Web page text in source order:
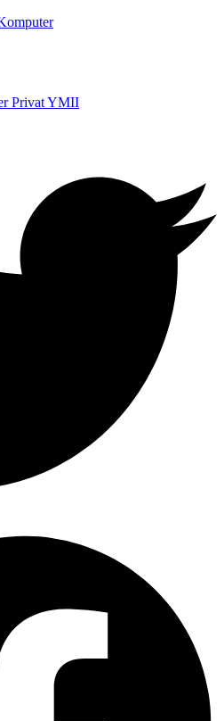
Privat YMII